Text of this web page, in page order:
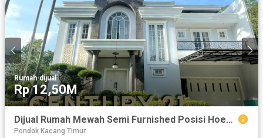
Rumah·dijual
Rp 12,50M
Dijual Rumah Mewah Semi Furnished Posisi Hoek Dalam Cluster Ada Swimming Pool Dekat Fresh Market di Sektor 9 Bintaro Tangsel Gb-15450
Pondok Kacang Timur